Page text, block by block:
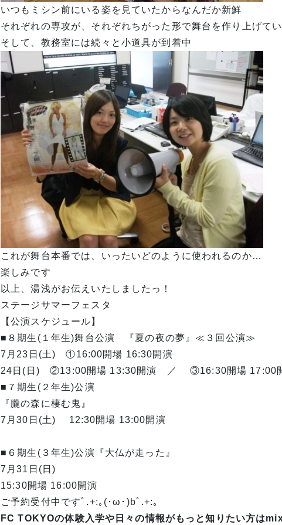
いつもミシン前にいる姿を見ていたからなんだか新鮮
それぞれの専攻が、それぞれちがった形で舞台を作り上げて
そして、教務室には続々と小道具が到着中
これが舞台本番では、いったいどのように使われるのか…
楽しみです
以上、湯浅がお伝えいたしましたっ！
ステージサマーフェスタ
【公演スケジュール】
■８期生(１年生)舞台公演 『夏の夜の夢』≪３回公演≫
7月23日(土) ①16:00開場 16:30開演
24日(日) ②13:00開場 13:30開演 ／ ③16:30開場
■７期生(２年生)公演
『朧の森に棲む鬼』
7月30日(土) 12:30開場 13:00開演
■６期生(３年生)公演『大仏が走った』
7月31日(日)
15:30開場 16:00開演
ご予約受付中ですﾟ.+:｡(･ω･)bﾟ.+:｡
FC TOKYOの体験入学や日々の情報がもっと知りたい方は